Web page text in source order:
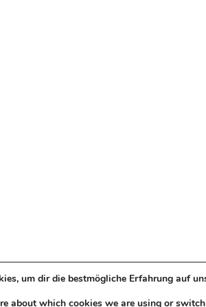
um dir die bestmögliche Erfahrung auf
about which cookies we are using or switch